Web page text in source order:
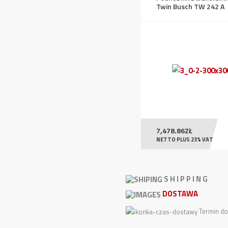
Twin Busch TW 242 A
7,478.86ZŁ
NETTO PLUS 23% VAT
S H I P P I N G
DOSTAWA
Termin